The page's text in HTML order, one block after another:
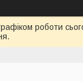
роботи